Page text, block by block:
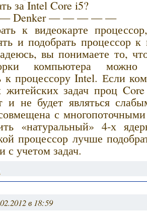
за Intel Core i5?
Denker — — — — —
к видеокарте
и подобрать процессор
вы понимаете то,
компьютера можно
к процессору Intel. Если
задач проц
и не будет являться
с
«натуральный» 4-х
процессор лучше
с учетом задач.
в 18:59